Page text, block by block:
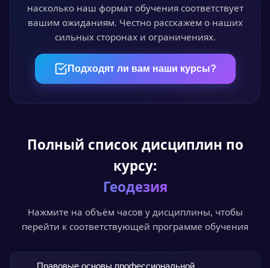
Пройдите аттестацию
Итоговый онлайн-тест или выпускная
Получите документ
Диплом или удостоверение установленного
насколько наш формат обучения соответствует
вашим ожиданиям. Честно расскажем о наших
сильных сторонах и ограничениях.
Подходят ли вам наши курсы?
Полный список дисциплин по
курсу:
Геодезия
Нажмите на объём часов у дисциплины, чтобы
перейти к соответствующей программе обучения
Правовые основы профессиональной